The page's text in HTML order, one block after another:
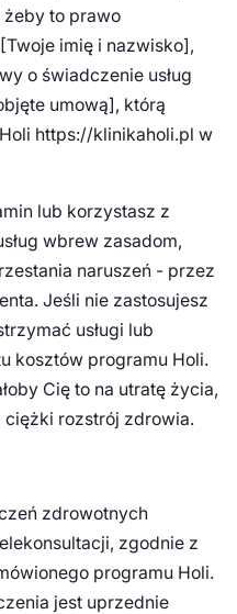
żeby to prawo
imię i nazwisko],
o świadczenie usług
umową], którą
https://klinikaholi.pl w
lub korzystasz z
wbrew zasadom,
naruszeń - przez
Jeśli nie zastosujesz
usługi lub
kosztów programu Holi.
Cię to na utratę życia,
ciężki rozstrój zdrowia.
zdrowotnych
zgodnie z
programu Holi.
jest uprzednie